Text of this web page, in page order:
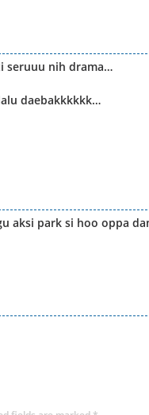
seruuu nih drama…
daebakkkkkk…
aksi park si hoo oppa